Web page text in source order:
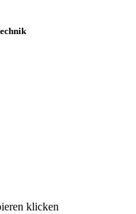
klicken